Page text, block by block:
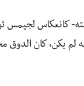
كانعكاس لجيمس
لم يكن، كان